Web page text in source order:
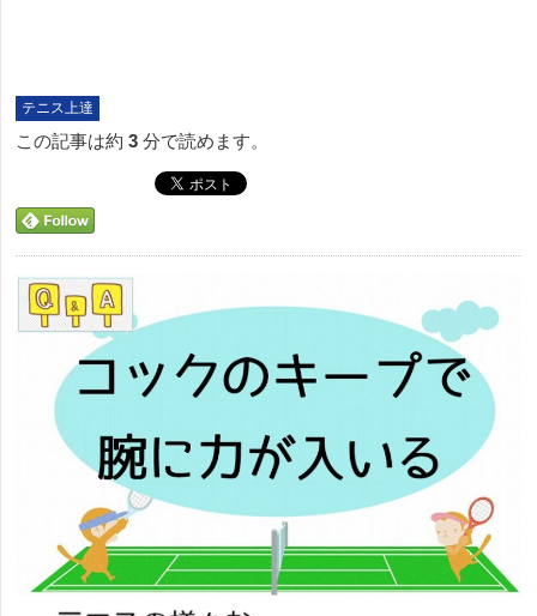
テニス上達
この記事は約 3 分で読めます。